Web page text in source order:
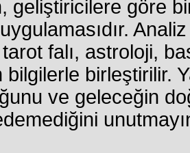
geliştiricilere göre
tarot falı, astroloji,
birleştirilir.
ve geleceğin